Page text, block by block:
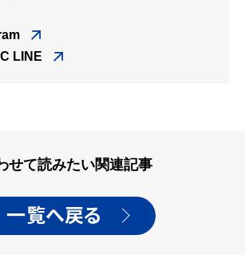
LINE
せて読みたい関連記事
一覧へ戻る